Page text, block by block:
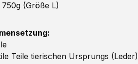
(Größe L)
Teile tierischen Ursprungs (Leder)